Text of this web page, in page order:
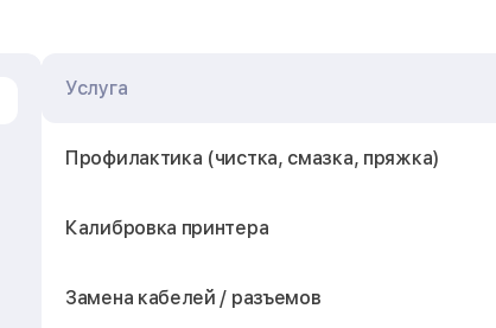
Услуга
Профилактика (чистка, смазка, пряжка)
Калибровка принтера
Замена кабелей / разъемов